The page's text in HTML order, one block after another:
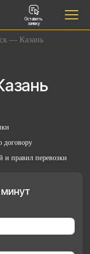
Оставить
заявку
— Казань
договору
и правил перевозки